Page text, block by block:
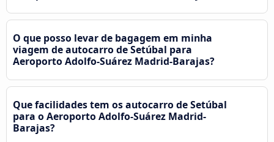
O que posso levar de bagagem em minha
viagem de autocarro de Setúbal para
Aeroporto Adolfo-Suárez Madrid-Barajas?
Que facilidades tem os autocarro de Setúbal
para o Aeroporto Adolfo-Suárez Madrid-
Barajas?